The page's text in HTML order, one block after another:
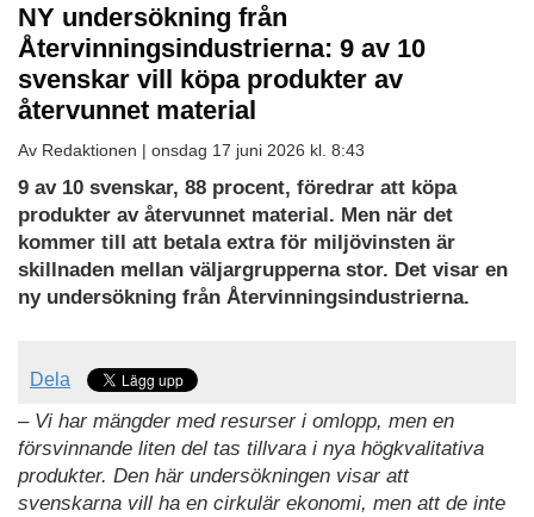
NY undersökning från
Återvinningsindustrierna: 9 av 10
svenskar vill köpa produkter av
återvunnet material
Av Redaktionen | onsdag 17 juni 2026 kl. 8:43
9 av 10 svenskar, 88 procent, föredrar att köpa
produkter av återvunnet material. Men när det
kommer till att betala extra för miljövinsten är
skillnaden mellan väljargrupperna stor. Det visar en
ny undersökning från Återvinningsindustrierna.
Dela
– Vi har mängder med resurser i omlopp, men en
försvinnande liten del tas tillvara i nya högkvalitativa
produkter. Den här undersökningen visar att
svenskarna vill ha en cirkulär ekonomi, men att de inte